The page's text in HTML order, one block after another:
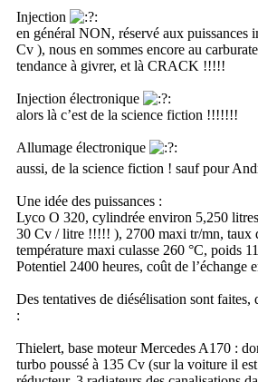
Injection
en général NON, réservé aux puissances
Cv ), nous en sommes encore au
tendance à givrer, et là CRACK !!!!!
Injection électronique
alors là c’est de la science fiction !!!!!!!
Allumage électronique
aussi, de la science fiction ! sauf pour
Une idée des puissances :
Lyco O 320, cylindrée environ 5,250
30 Cv / litre !!!!! ), 2700 maxi tr/mn, taux
température maxi culasse 260 °C, poids
Potentiel 2400 heures, coût de l’échange
Des tentatives de diésélisation sont faites,
:
Thielert, base moteur Mercedes A170 :
turbo poussé à 135 Cv (sur la voiture il